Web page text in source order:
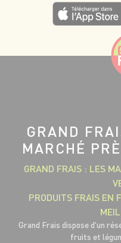
GRAND
MARCHÉ
GRAND FRAIS : LES
PRODUITS FRAIS EN
Grand Frais dispose d'un
fruits et